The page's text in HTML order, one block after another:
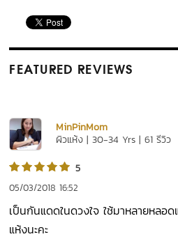
FEATURED REVIEWS
MinPinMom
ผิวแห้ง | 30-34 Yrs | 61 รีวิว
5
05/03/2018 16:52
เป็นกันแดดในดวงใจ ใช้มาหลายหลอด
แห้งนะคะ